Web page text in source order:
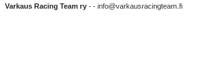
Varkaus Racing Team ry - - info@varkausracingteam.fi